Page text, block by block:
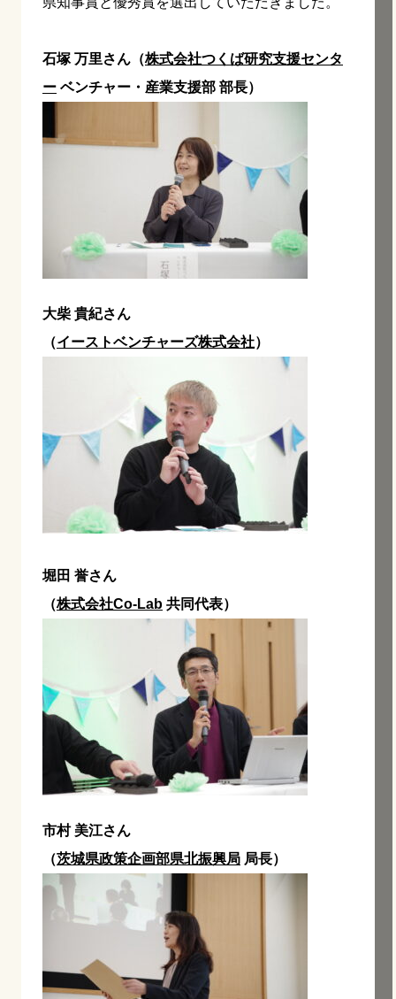
石塚 万里さん（株式会社つくば研究支援センタ
ー ベンチャー・産業支援部 部長）
大柴 貴紀さん
（イーストベンチャーズ株式会社）
堀田 誉さん
（株式会社Co-Lab 共同代表）
市村 美江さん
（茨城県政策企画部県北振興局 局長）